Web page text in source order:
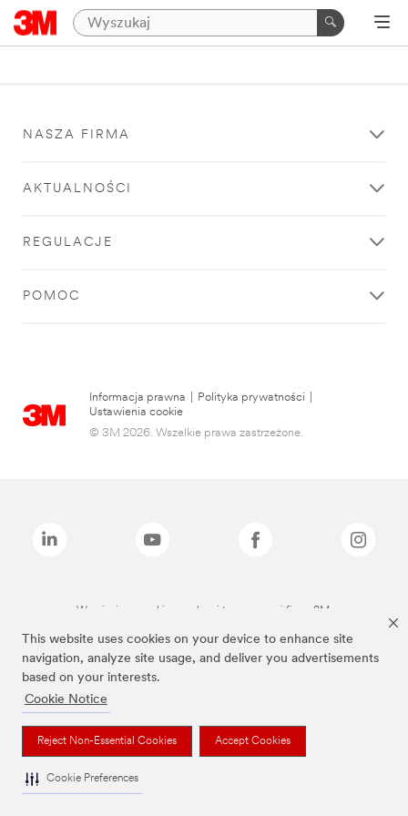
This website uses cookies on your device to enhance site
navigation, analyze site usage, and deliver you advertisements
based on your interests.
Cookie Notice
Reject Non-Essential Cookies Accept Cookies
Cookie Preferences
NASZA FIRMA
AKTUALNOŚCI
REGULACJE
POMOC
Informacja prawna Polityka prywatności
Ustawienia cookie
© 3M 2026. Wszelkie prawa zastrzeżone.
Wymienione marki są znakami towarowymi firmy 3M.